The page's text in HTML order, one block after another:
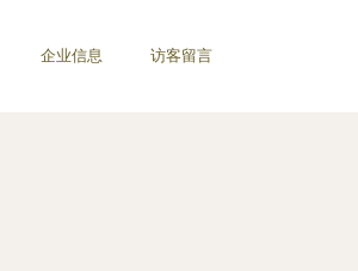
企业信息 访客留言